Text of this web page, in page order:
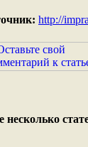
http://